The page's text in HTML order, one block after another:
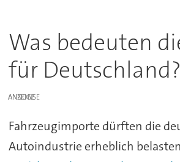
Was bedeuten
für Deutschland?
ANZEIGE
Fahrzeugimporte dürften die
Autoindustrie erheblich